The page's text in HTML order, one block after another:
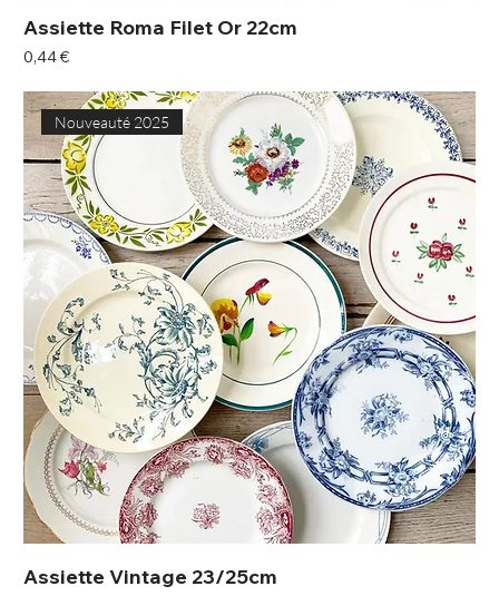
Assiette Roma Filet Or 22cm
Prix
0,44 €
Nouveauté 2025
Assiette Vintage 23/25cm